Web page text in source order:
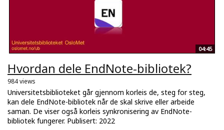
04:45
Hvordan dele EndNote-bibliotek?
984 views
Universitetsbiblioteket går gjennom korleis de, steg for steg,
kan dele EndNote-bibliotek når de skal skrive eller arbeide
saman. De viser også korleis synkronisering av EndNote-
bibliotek fungerer. Publisert: 2022